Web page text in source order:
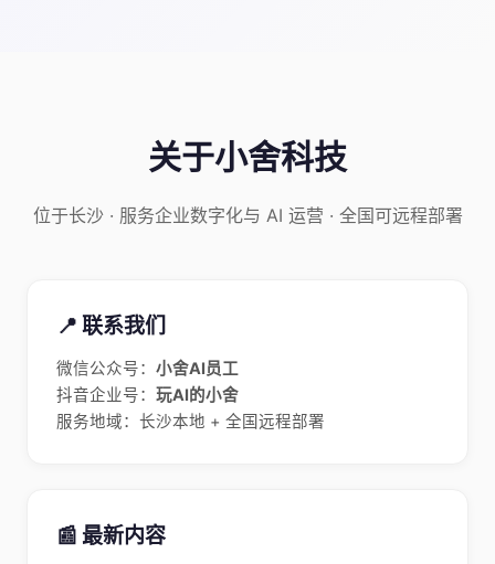
关于小舍科技
位于长沙 · 服务企业数字化与 AI 运营 · 全国可远程部署
📍 联系我们
微信公众号： 小舍AI员工
抖音企业号： 玩AI的小舍
服务地域：长沙本地 + 全国远程部署
📰 最新内容